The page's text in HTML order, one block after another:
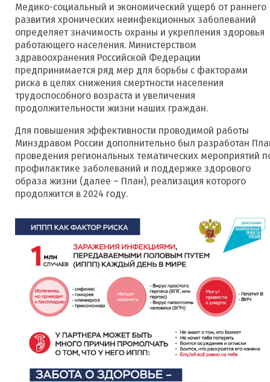
Медико-социальный и экономический ущерб от раннего
развития хронических неинфекционных заболеваний
определяет значимость охраны и укрепления здоровья
работающего населения. Министерством
здравоохранения Российской Федерации
предпринимается ряд мер для борьбы с факторами
риска в целях снижения смертности населения
трудоспособного возраста и увеличения
продолжительности жизни наших граждан.
Для повышения эффективности проводимой работы
Минздравом России дополнительно был разработан
проведения региональных тематических мероприятий
профилактике заболеваний и поддержке здорового
образа жизни (далее – План), реализация которого
продолжится в 2024 году.